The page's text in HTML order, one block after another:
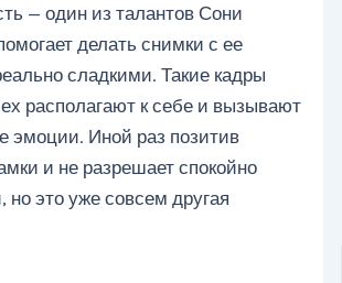
— один из талантов Сони
делать снимки с ее
сладкими. Такие кадры
располагают к себе и вызывают
эмоции. Иной раз позитив
и не разрешает спокойно
но это уже совсем другая